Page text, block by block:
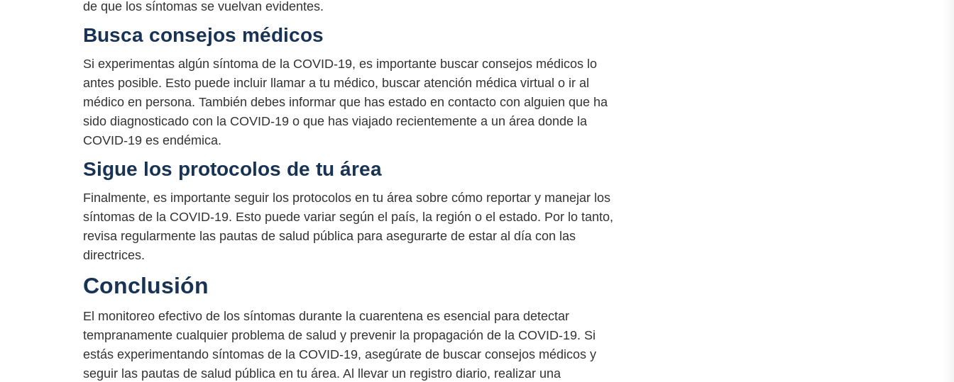
de que los síntomas se vuelvan evidentes.
Busca consejos médicos
Si experimentas algún síntoma de la COVID-19, es importante buscar consejos médicos lo
antes posible. Esto puede incluir llamar a tu médico, buscar atención médica virtual o ir al
médico en persona. También debes informar que has estado en contacto con alguien que ha
sido diagnosticado con la COVID-19 o que has viajado recientemente a un área donde la
COVID-19 es endémica.
Sigue los protocolos de tu área
Finalmente, es importante seguir los protocolos en tu área sobre cómo reportar y manejar los
síntomas de la COVID-19. Esto puede variar según el país, la región o el estado. Por lo tanto,
revisa regularmente las pautas de salud pública para asegurarte de estar al día con las
directrices.
Conclusión
El monitoreo efectivo de los síntomas durante la cuarentena es esencial para detectar
tempranamente cualquier problema de salud y prevenir la propagación de la COVID-19. Si
estás experimentando síntomas de la COVID-19, asegúrate de buscar consejos médicos y
seguir las pautas de salud pública en tu área. Al llevar un registro diario, realizar una